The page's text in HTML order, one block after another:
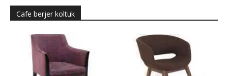
Cafe berjer koltuk